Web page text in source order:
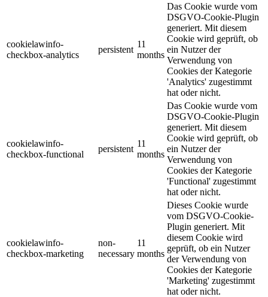
cookielawinfo-
checkbox-analytics
persistent
11
months
Das Cookie wurde vom
DSGVO-Cookie-Plugin
generiert. Mit diesem
Cookie wird geprüft, ob
ein Nutzer der
Verwendung von
Cookies der Kategorie
'Analytics' zugestimmt
hat oder nicht.
cookielawinfo-
checkbox-functional
persistent
11
months
Das Cookie wurde vom
DSGVO-Cookie-Plugin
generiert. Mit diesem
Cookie wird geprüft, ob
ein Nutzer der
Verwendung von
Cookies der Kategorie
'Functional' zugestimmt
hat oder nicht.
cookielawinfo-
checkbox-marketing
non-
necessary
11
months
Dieses Cookie wurde
vom DSGVO-Cookie-
Plugin generiert. Mit
diesem Cookie wird
geprüft, ob ein Nutzer
der Verwendung von
Cookies der Kategorie
'Marketing' zugestimmt
hat oder nicht.